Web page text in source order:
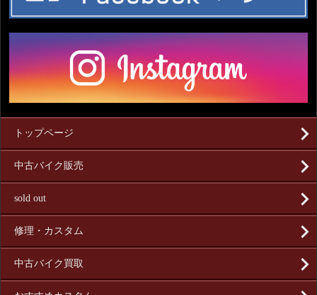
トップページ
中古バイク販売
sold out
修理・カスタム
中古バイク買取